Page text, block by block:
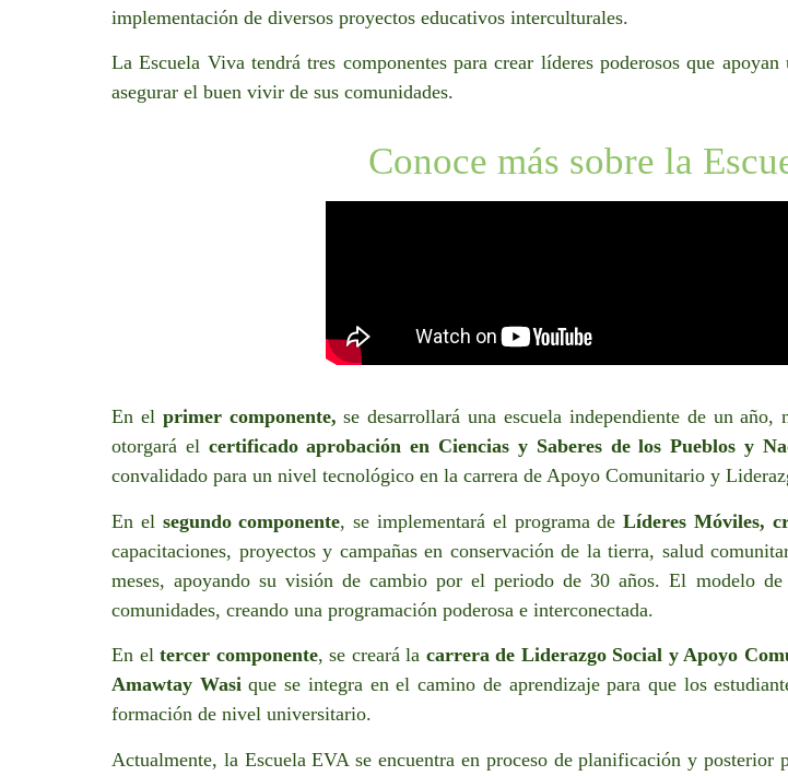
implementación de diversos proyectos educativos interculturales.
La Escuela Viva tendrá tres componentes para crear líderes poderosos que
asegurar el buen vivir de sus comunidades.
Conoce más sobre la
En el primer componente, se desarrollará una escuela independiente de un
otorgará el certificado aprobación en Ciencias y Saberes de los Pueblos y
convalidado para un nivel tecnológico en la carrera de Apoyo Comunitario y
En el segundo componente, se implementará el programa deLíderes Móviles,
capacitaciones, proyectos y campañas en conservación de la tierra, salud
meses, apoyando su visión de cambio por el periodo de 30 años. El modelo
comunidades, creando una programación poderosa e interconectada.
En el tercer componente, se creará la carrera de Liderazgo Social y Apoyo
Amawtay Wasique se integra en el camino de aprendizaje para que los
formación de nivel universitario.
Actualmente, la Escuela EVA se encuentra en proceso de planificación y